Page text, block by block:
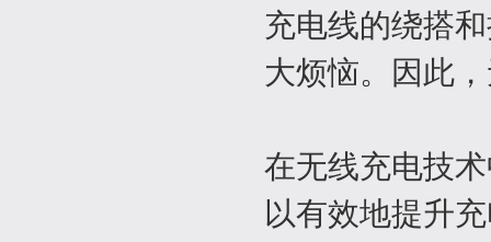
充电线的绕搭
大烦恼。因此
在无线充电技
以有效地提升